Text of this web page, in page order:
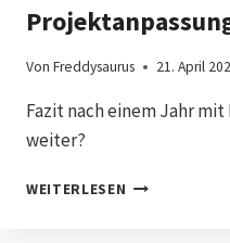
Von Freddysaurus 21. April
Fazit nach einem Jahr
weiter?
WEITERLESEN 1